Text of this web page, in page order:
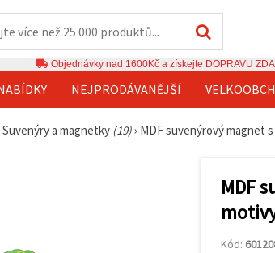
Objednávky nad 1600Kč a získejte DOPRAVU
NEJPRODÁVANĚJŠÍ
Suvenýry a magnetky (19)› MDF suvenýrový magnet
MDF
Kód: